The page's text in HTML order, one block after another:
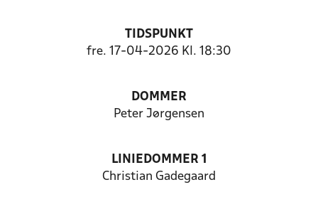
TIDSPUNKT
fre. 17-04-2026 Kl. 18:30
DOMMER
Peter Jørgensen
LINIEDOMMER 1
Christian Gadegaard